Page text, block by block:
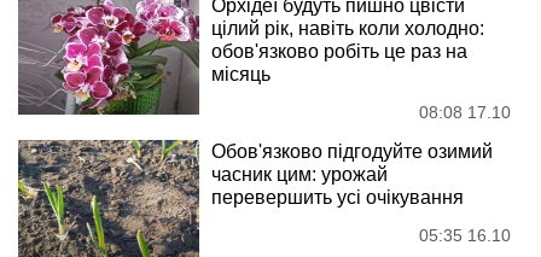
Орхідеї будуть пишно цвісти
цілий рік, навіть коли холодно:
обов'язково робіть це раз на
місяць
08:08 17.10
Обов'язково підгодуйте озимий
часник цим: урожай
перевершить усі очікування
05:35 16.10